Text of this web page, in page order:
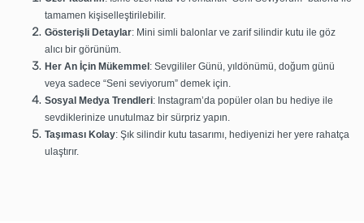
tamamen kişiselleştirilebilir.
Gösterişli Detaylar: Mini simli balonlar ve zarif silindir kutu ile göz
alıcı bir görünüm.
Her An İçin Mükemmel : Sevgililer Günü, yıldönümü, doğum günü
veya sadece “Seni seviyorum” demek için.
Sosyal Medya Trendleri: Instagram’da popüler olan bu hediye ile
sevdiklerinize unutulmaz bir sürpriz yapın.
Taşıması Kolay: Şık silindir kutu tasarımı, hediyenizi her yere rahatça
ulaştırır.